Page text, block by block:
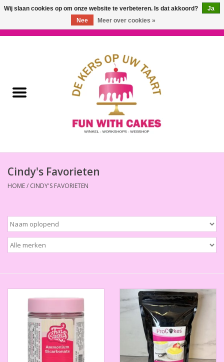
Workshops & Cursussen
Decoreer Gereedschap
Presentatie en Verpakkingen
Thema's
Aanbiedingen
Cindy's Favorieten
Cadeaubonnen
Merken
Cindy's Favorieten
HOME/ CINDY'S FAVORIETEN
Wij slaan cookies op om onze website te verbeteren. Is dat akkoord?
Ja
Nee
Meer over cookies »